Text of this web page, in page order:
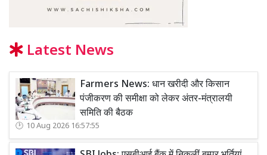
Latest News
Farmers News: धान खरीदी और किसान
पंजीकरण की समीक्षा को लेकर अंतर-मंत्रालयी
समिति की बैठक
10 Aug 2026 16:57:55